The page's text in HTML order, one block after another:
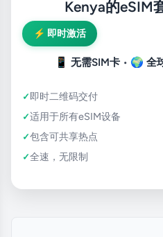
Kenya的eSIM
⚡ 即时激活
📱 无需SIM卡 • 🌍 全
即时二维码交付
适用于所有eSIM设备
包含可共享热点
全速，无限制